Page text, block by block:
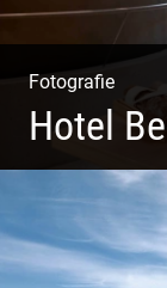
Fotografie
Hotel
Zweites